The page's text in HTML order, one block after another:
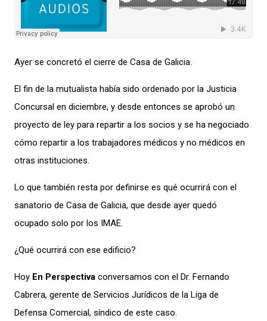
Ayer se concretó el cierre de Casa de Galicia.
El fin de la mutualista había sido ordenado por la Justicia
Concursal en diciembre, y desde entonces se aprobó un
proyecto de ley para repartir a los socios y se ha negociado
cómo repartir a los trabajadores médicos y no médicos en
otras instituciones.
Lo que también resta por definirse es qué ocurrirá con el
sanatorio de Casa de Galicia, que desde ayer quedó
ocupado solo por los IMAE.
¿Qué ocurrirá con ese edificio?
Hoy En Perspectiva conversamos con el Dr. Fernando
Cabrera, gerente de Servicios Jurídicos de la Liga de
Defensa Comercial, síndico de este caso.